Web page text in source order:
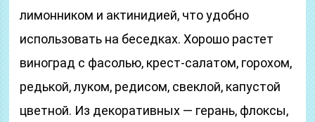
лимонником и актинидией, что удобно
использовать на беседках. Хорошо растет
виноград с фасолью, крест-салатом, горохом,
редькой, луком, редисом, свеклой, капустой
цветной. Из декоративных — герань, флоксы,